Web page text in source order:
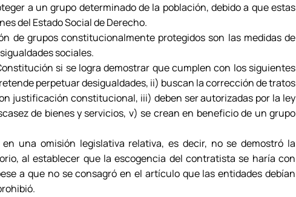
a un grupo determinado de la población, debido a que estas
del Estado Social de Derecho.
de grupos constitucionalmente protegidos son las medidas de
sociales.
si se logra demostrar que cumplen con los siguientes
perpetuar desigualdades, ii) buscan la corrección de tratos
justificación constitucional, iii) deben ser autorizadas por la ley
de bienes y servicios, v) se crean en beneficio de un grupo
una omisión legislativa relativa, es decir, no se demostró la
al establecer que la escogencia del contratista se haría con
a que no se consagró en el artículo que las entidades debían